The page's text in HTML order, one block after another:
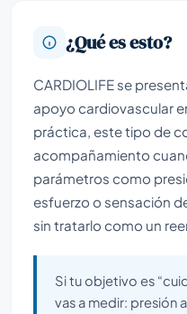
¿Qué es esto?
CARDIOLIFE se
apoyo cardiovascular
práctica, este tipo de
acompañamiento
parámetros como
esfuerzo o sensación
sin tratarlo como un
Si tu objetivo es
vas a medir: presión